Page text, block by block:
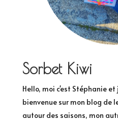
Sorbet Kiwi
Hello, moi c'est Stéphanie
bienvenue sur mon blog de
autour des saisons, mon